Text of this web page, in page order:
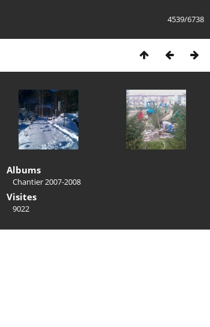
4539/6738
Albums
Chantier 2007-2008
Visites
9022